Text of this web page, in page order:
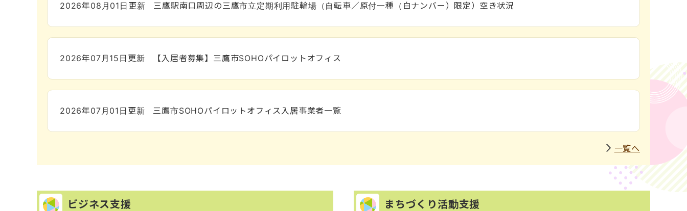
2026年08月01日 更新 三鷹駅南口周辺の三鷹市立定期利用駐輪場（自転車／原付一種（白ナンバー）限定）空き状況
2026年07月15日 更新 【入居者募集】三鷹市SOHOパイロットオフィス
2026年07月01日 更新 三鷹市SOHOパイロットオフィス入居事業者一覧
一覧へ
ビジネス支援 まちづくり活動支援